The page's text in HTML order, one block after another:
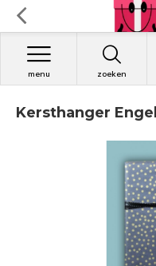
zoeken
menu
Kersthanger